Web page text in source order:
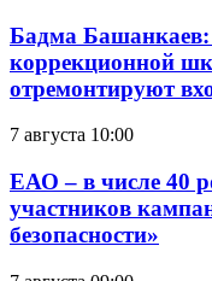
Бадма Башанкаев:
коррекционной
отремонтируют
7 августа 10:00
ЕАО – в числе 40
участников
безопасности»